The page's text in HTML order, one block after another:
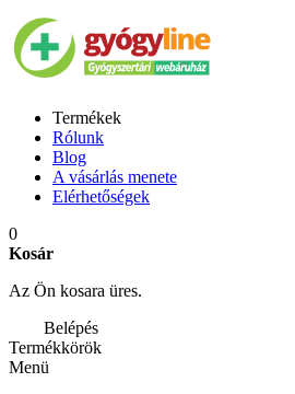
Termékek
Rólunk
Blog
A vásárlás menete
Elérhetőségek
0
Kosár
Az Ön kosara üres.
Belépés
Termékkörök
Menü